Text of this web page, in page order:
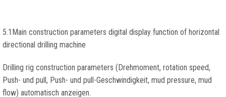
5.1 Main construction parameters digital display function of horizontal
directional drilling machine
Drilling rig construction parameters (Drehmoment, rotation speed,
Push- und pull, Push- und pull-Geschwindigkeit, mud pressure, mud
flow) automatisch anzeigen.